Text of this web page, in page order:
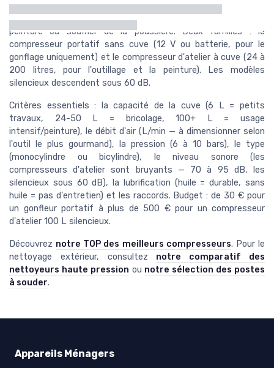
cuve pour alimenter des outils pneumatiques (cloueuse,
agrafeuse, clé à chocs), gonfler des pneus, pulvériser de la
peinture ou souffler de la poussière. Deux familles : le
compresseur portatif sans cuve (12 V ou batterie, pour le
gonflage uniquement) et le compresseur d'atelier à cuve (24 à
200 litres, pour l'outillage et la peinture). Les modèles
silencieux descendent sous 60 dB.
Critères essentiels : la capacité de la cuve (6 L = petits
travaux, 24-50 L = bricolage, 100+ L = usage
intensif/peinture), le débit d'air (L/min — à dimensionner selon
l'outil le plus gourmand), la pression (6 à 10 bars), le type
(monocylindre ou bicylindre), le niveau sonore (les
compresseurs d'atelier sont bruyants — 70 à 95 dB, les
silencieux sous 60 dB), la lubrification (huile = durable, sans
huile = pas d'entretien) et les raccords. Budget : de 30 € pour
un gonfleur portatif à plus de 500 € pour un compresseur
d'atelier 100 L silencieux.
Découvrez notre TOP des meilleurs compresseurs. Pour le
nettoyage extérieur, consultez notre comparatif des
nettoyeurs haute pression ou notre sélection des postes
à souder.
Appareils Ménagers